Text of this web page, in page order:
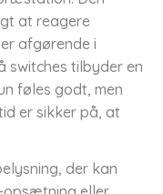
at reagere
afgørende i
switches tilbyder en
føles godt, men
er sikker på, at
der kan